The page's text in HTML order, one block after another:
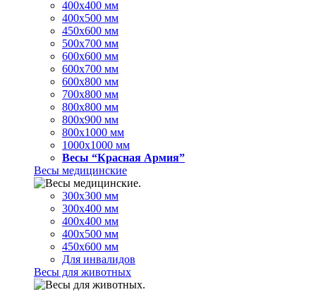
400х400 мм
400х500 мм
450х600 мм
500х700 мм
600х600 мм
600х700 мм
600х800 мм
700х800 мм
800х800 мм
800х900 мм
800х1000 мм
1000х1000 мм
Весы “Красная Армия”
Весы медицинские
300х300 мм
300х400 мм
400х400 мм
400х500 мм
450х600 мм
Для инвалидов
Весы для животных